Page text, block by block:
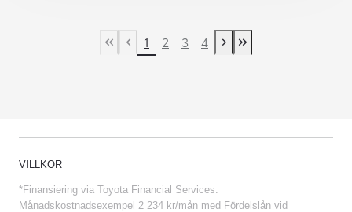
First Page
Previous page
1 2 3 4
Next page
Last Page
VILLKOR
*Finansiering via Toyota Financial Services:
Månadskostnadsexempel 2 234 kr/mån med Fördelslån vid